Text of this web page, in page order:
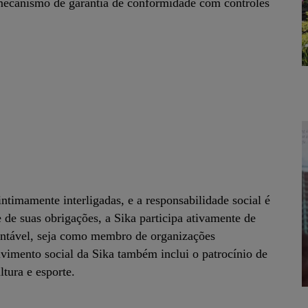
interligadas, e a responsabilidade social é
suas obrigações, a Sika participa ativamente de
seja como membro de organizações
social da Sika também inclui o patrocínio de
e esporte.